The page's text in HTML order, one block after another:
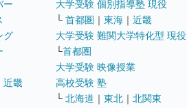
ー
グ
近畿
大学受験 個別指導塾 現役
└ 首都圏 ｜ 東海 ｜ 近畿
大学受験 難関大学特化型 現役
└首都圏
大学受験 映像授業
高校受験 塾
└ 北海道 ｜ 東北 ｜ 北関東